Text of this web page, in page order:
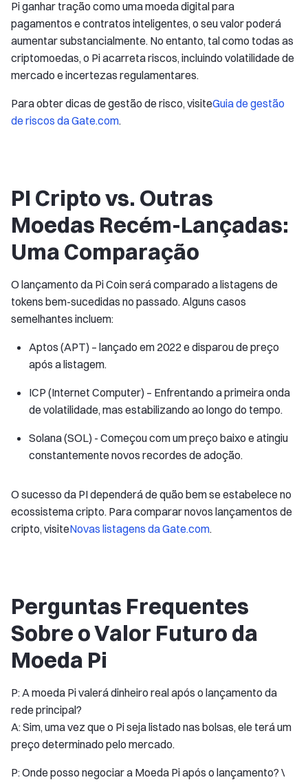
Pi ganhar tração como uma moeda digital para
pagamentos e contratos inteligentes, o seu valor poderá
aumentar substancialmente. No entanto, tal como todas as
criptomoedas, o Pi acarreta riscos, incluindo volatilidade de
mercado e incertezas regulamentares.
Para obter dicas de gestão de risco, visiteGuia de gestão
de riscos da Gate.com.
PI Cripto vs. Outras
Moedas Recém-Lançadas:
Uma Comparação
O lançamento da Pi Coin será comparado a listagens de
tokens bem-sucedidas no passado. Alguns casos
semelhantes incluem:
Aptos (APT) – lançado em 2022 e disparou de preço
após a listagem.
ICP (Internet Computer) – Enfrentando a primeira onda
de volatilidade, mas estabilizando ao longo do tempo.
Solana (SOL) - Começou com um preço baixo e atingiu
constantemente novos recordes de adoção.
O sucesso da PI dependerá de quão bem se estabelece no
ecossistema cripto. Para comparar novos lançamentos de
cripto, visiteNovas listagens da Gate.com.
Perguntas Frequentes
Sobre o Valor Futuro da
Moeda Pi
P: A moeda Pi valerá dinheiro real após o lançamento da
rede principal?
A: Sim, uma vez que o Pi seja listado nas bolsas, ele terá um
preço determinado pelo mercado.
P: Onde posso negociar a Moeda Pi após o lançamento? \